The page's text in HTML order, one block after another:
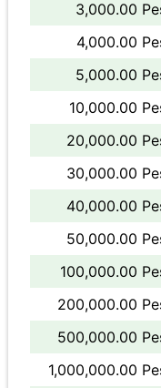
3,000.00
4,000.00
5,000.00
10,000.00
20,000.00
30,000.00
40,000.00
50,000.00
100,000.00
200,000.00
500,000.00
1,000,000.00